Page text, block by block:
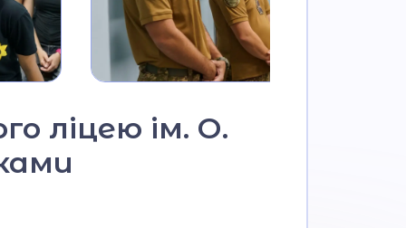
ліцею ім. О.